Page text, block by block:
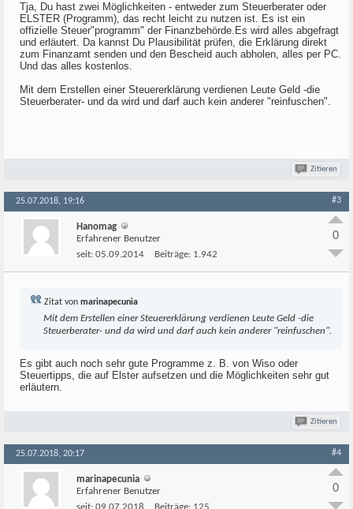
Tja, Du hast zwei Möglichkeiten - entweder zum Steuerberater oder
ELSTER (Programm), das recht leicht zu nutzen ist. Es ist ein
offizielle Steuer"programm" der Finanzbehörde.Es wird alles abgefragt
und erläutert. Da kannst Du Plausibilität prüfen, die Erklärung direkt
zum Finanzamt senden und den Bescheid auch abholen, alles per PC.
Und das alles kostenlos.
Mit dem Erstellen einer Steuererklärung verdienen Leute Geld -die
Steuerberater- und da wird und darf auch kein anderer "reinfuschen".
Zitieren
25.07.2018, 19:16 #3
Hanomag
Erfahrener Benutzer
seit: 05.09.2014 Beiträge: 1.942
0
Zitat von marinapecunia
Mit dem Erstellen einer Steuererklärung verdienen Leute Geld -die
Steuerberater- und da wird und darf auch kein anderer "reinfuschen".
Es gibt auch noch sehr gute Programme z. B. von Wiso oder
Steuertipps, die auf Elster aufsetzen und die Möglichkeiten sehr gut
erläutern.
Zitieren
25.07.2018, 20:17 #4
marinapecunia
Erfahrener Benutzer
0